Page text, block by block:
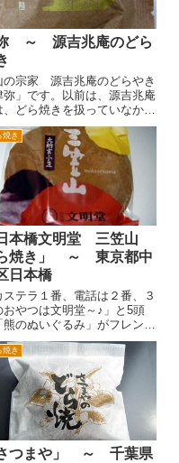
～ 源吉兆庵のどら
の宗家 源吉兆庵のどらやき
弥」です。以前は、源吉兆庵
、どら焼きを扱っていなかっ
うな。たまたま扱ってない店
ったからか。 いずれにせよ
めて源吉兆庵のどら焼きを食
ことができました。さすが源
庵という感じで、高級感が
焼き
日本橋文明堂 三笠山
焼き」 ～ 東京都中
日本橋
ステラ１番、電話は２番、３
おやつは文明堂～♪」と5頭
熊のぬいぐるみ」がフレンチ
カンを踊るＣＭが有名な文明
ちなみに「日本橋文明堂」
。 はじめて文明堂のどら焼
見たとき、「三笠山」と書い
りました。どうみてもどら
焼き
さつまや」 ～ 千葉県